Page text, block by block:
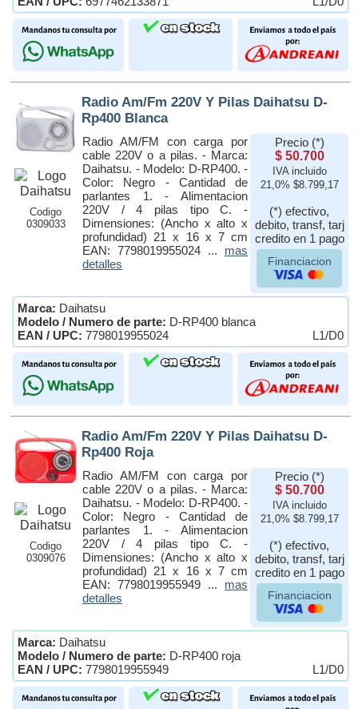
Codigo
0309033
Radio Am/Fm 220V Y Pilas Daihatsu D-
Rp400 Blanca
Radio AM/FM con carga por
cable 220V o a pilas. - Marca:
Daihatsu. - Modelo: D-RP400. -
Color: Negro - Cantidad de
parlantes 1. - Alimentacion
220V / 4 pilas tipo C. -
Dimensiones: (Ancho x alto x
profundidad) 21 x 16 x 7 cm
EAN: 7798019955024 ... mas
detalles
Precio (*)
$ 50.700
IVA incluido
21,0% $8.799,17
(*) efectivo,
debito, transf, tarj
credito en 1 pago
Financiacion
Marca: Daihatsu
Modelo / Numero de parte: D-RP400 blanca
EAN / UPC: 7798019955024 L1/D0
Codigo
0309076
Radio Am/Fm 220V Y Pilas Daihatsu D-
Rp400 Roja
Radio AM/FM con carga por
cable 220V o a pilas. - Marca:
Daihatsu. - Modelo: D-RP400. -
Color: Negro - Cantidad de
parlantes 1. - Alimentacion
220V / 4 pilas tipo C. -
Dimensiones: (Ancho x alto x
profundidad) 21 x 16 x 7 cm
EAN: 7798019955949 ... mas
detalles
Precio (*)
$ 50.700
IVA incluido
21,0% $8.799,17
(*) efectivo,
debito, transf, tarj
credito en 1 pago
Financiacion
Marca: Daihatsu
Modelo / Numero de parte: D-RP400 roja
EAN / UPC: 7798019955949 L1/D0